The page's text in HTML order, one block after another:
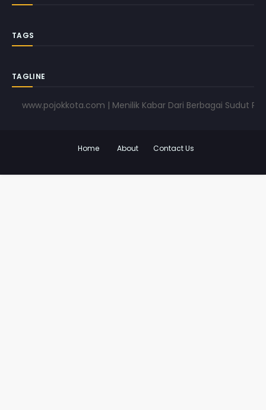
TAGS
TAGLINE
www.pojokkota.com | Menilik Kabar Dari Berbagai Sudut
Home About Contact Us